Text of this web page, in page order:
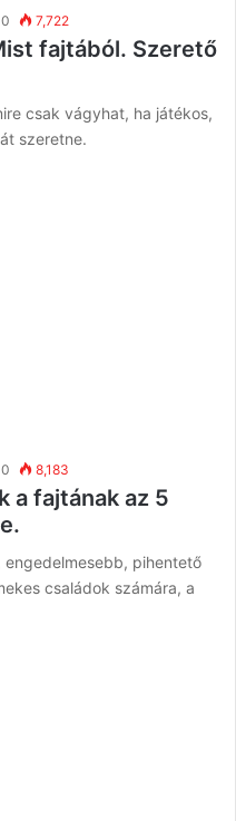
0 7,722
fajtából. Szerető
csak vágyhat, ha játékos,
szeretne.
0 8,183
a fajtának az 5
engedelmesebb, pihentető
családok számára, a